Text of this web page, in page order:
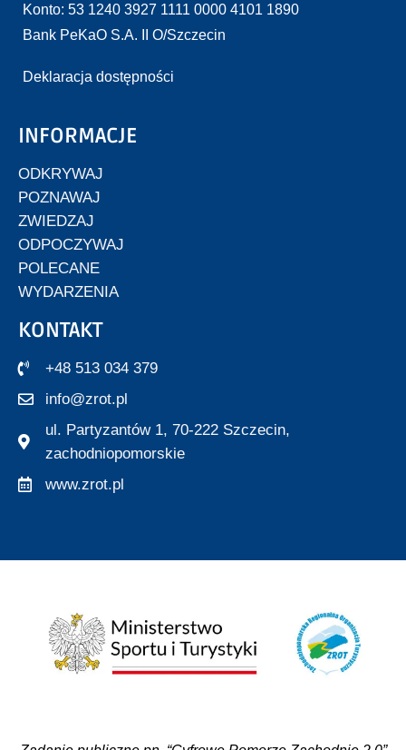
Konto: 53 1240 3927 1111 0000 4101 1890
Bank PeKaO S.A. II O/Szczecin
Deklaracja dostępności
INFORMACJE
ODKRYWAJ
POZNAWAJ
ZWIEDZAJ
ODPOCZYWAJ
POLECANE
WYDARZENIA
KONTAKT
+48 513 034 379
info@zrot.pl
ul. Partyzantów 1, 70-222 Szczecin,
zachodniopomorskie
www.zrot.pl